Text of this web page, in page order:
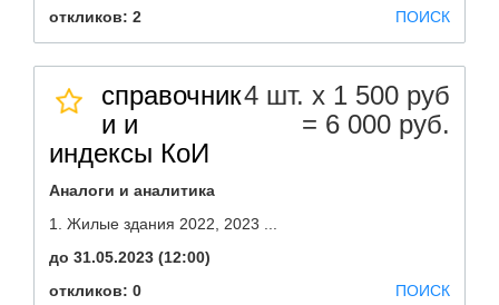
откликов: 2
ПОИСК
справочник
и и
индексы КоИ
4 шт. х 1 500 руб
= 6 000 руб.
Аналоги и аналитика
1. Жилые здания 2022, 2023 ...
до 31.05.2023 (12:00)
откликов: 0
ПОИСК